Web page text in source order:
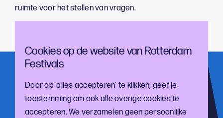
Cookies op de website van Rotterdam
Festivals
Door op ‘alles accepteren’ te klikken, geef je
toestemming om ook alle overige cookies te
accepteren. We verzamelen geen persoonlijke
ruimte voor het stellen van vragen.
En blijf op de hoogte van de laatste cultuur- en
festivalontwikkelingen